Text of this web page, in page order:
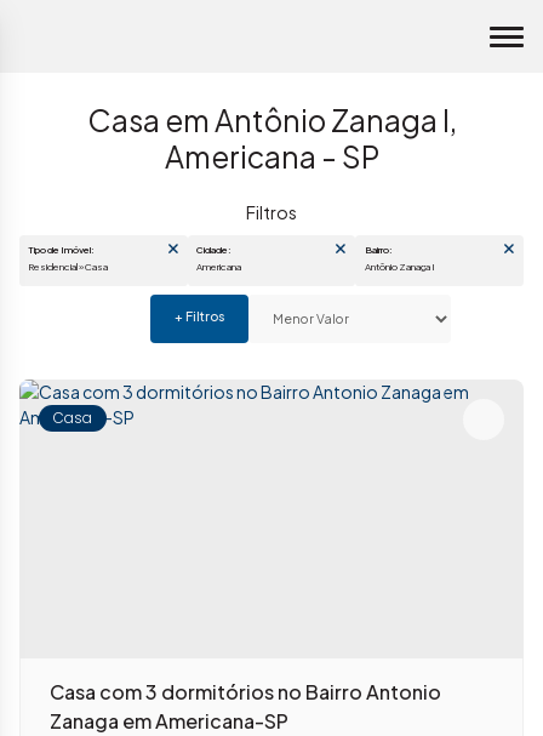
Casa em Antônio Zanaga I,
Americana - SP
Americana
Casa
Casa com 3 dormitórios no Bairro Antonio
Zanaga em Americana-SP